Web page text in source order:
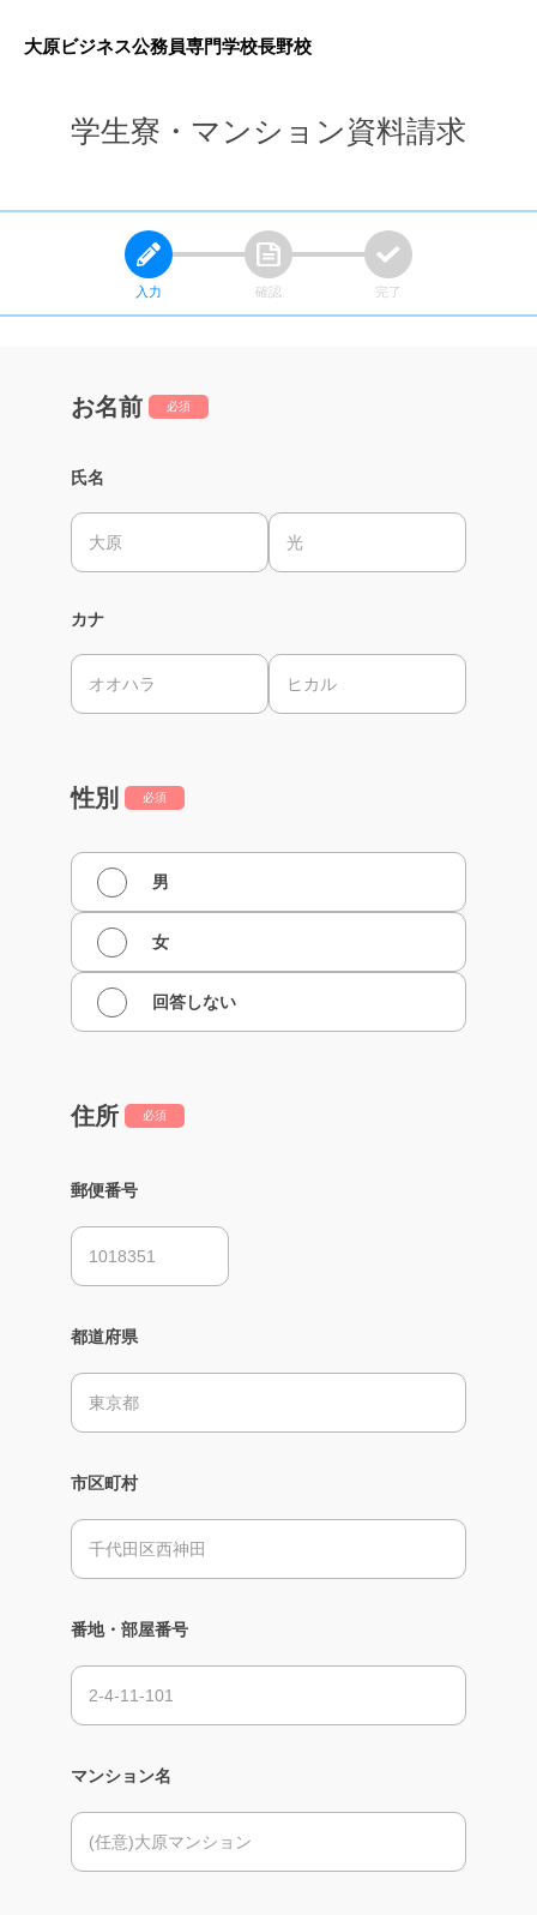
大原ビジネス公務員専門学校長野校
学生寮・マンション資料請求
入力 確認 完了
お名前 必須
氏名
カナ
性別 必須
男
女
回答しない
住所 必須
郵便番号
都道府県
市区町村
番地・部屋番号
マンション名